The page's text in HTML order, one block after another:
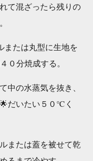
て混ざったら残りの
たは丸型に生地を
０分焼成する。
中の水蒸気を抜き、
だいたい５０℃く
または蓋を被せて乾